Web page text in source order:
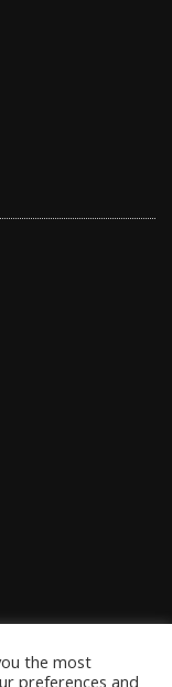
the most
preferences and